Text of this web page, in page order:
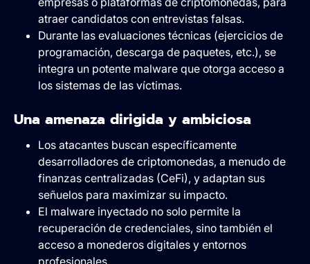
atraer candidatos con entrevistas falsas.
Durante las evaluaciones técnicas (ejercicios de
programación, descarga de paquetes, etc.), se
integra un potente malware que otorga acceso a
los sistemas de las víctimas.
Una amenaza dirigida y ambiciosa
Los atacantes buscan específicamente
desarrolladores de criptomonedas, a menudo de
finanzas centralizadas (CeFi), y adaptan sus
señuelos para maximizar su impacto.
El malware inyectado no solo permite la
recuperación de credenciales, sino también el
acceso a monederos digitales y entornos